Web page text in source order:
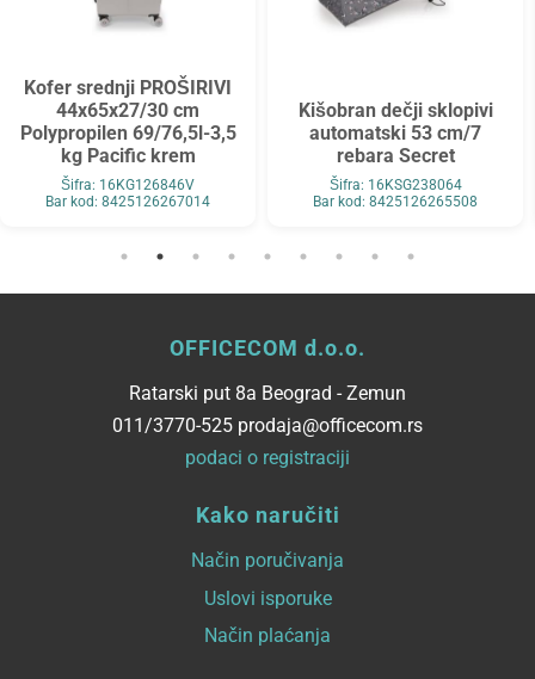
Kofer srednji PROŠIRIVI
44x65x27/30 cm
Polypropilen 69/76,5l-3,5
kg Pacific krem
Šifra: 16KG126846V
Bar kod: 8425126267014
Kišobran dečji sklopivi
automatski 53 cm/7
rebara Secret
Šifra: 16KSG238064
Bar kod: 8425126265508
OFFICECOM d.o.o.
Ratarski put 8a Beograd - Zemun
011/3770-525 prodaja@officecom.rs
podaci o registraciji
Kako naručiti
Način poručivanja
Uslovi isporuke
Način plaćanja